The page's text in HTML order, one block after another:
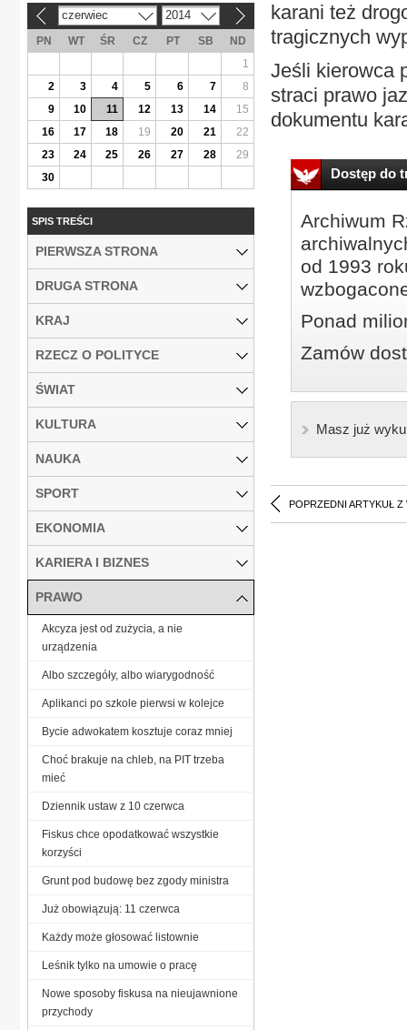
karani też
tragicznych
Jeśli kierowca
straci prawo
dokumentu
Dostęp do
Archiwum
od 1993
Ponad
Zamów
Masz już
POPRZEDNI ARTYKUŁ Z
czerwiec 2014
PN WT ŚR CZ PT SB
ND
1
2
3 4 5 6 7
8
9
10 11 12 13 14
15
16
17 18 19 20 21
22
23
24 25 26 27 28
29
30
SPIS TREŚCI
PIERWSZA STRONA
DRUGA STRONA
KRAJ
RZECZ O POLITYCE
ŚWIAT
KULTURA
NAUKA
SPORT
EKONOMIA
KARIERA I BIZNES
PRAWO
Akcyza jest od zużycia, a nie
urządzenia
Albo szczegóły, albo wiarygodność
Aplikanci po szkole pierwsi w kolejce
Bycie adwokatem kosztuje coraz mniej
Choć brakuje na chleb, na PIT trzeba
mieć
Dziennik ustaw z 10 czerwca
Fiskus chce opodatkować wszystkie
korzyści
Grunt pod budowę bez zgody ministra
Już obowiązują: 11 czerwca
Każdy może głosować listownie
Leśnik tylko na umowie o pracę
Nowe sposoby fiskusa na nieujawnione
przychody